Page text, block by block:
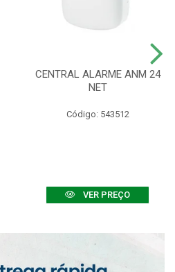
CENTRAL ALARME ANM 24
NET
Código: 543512
VER PREÇO